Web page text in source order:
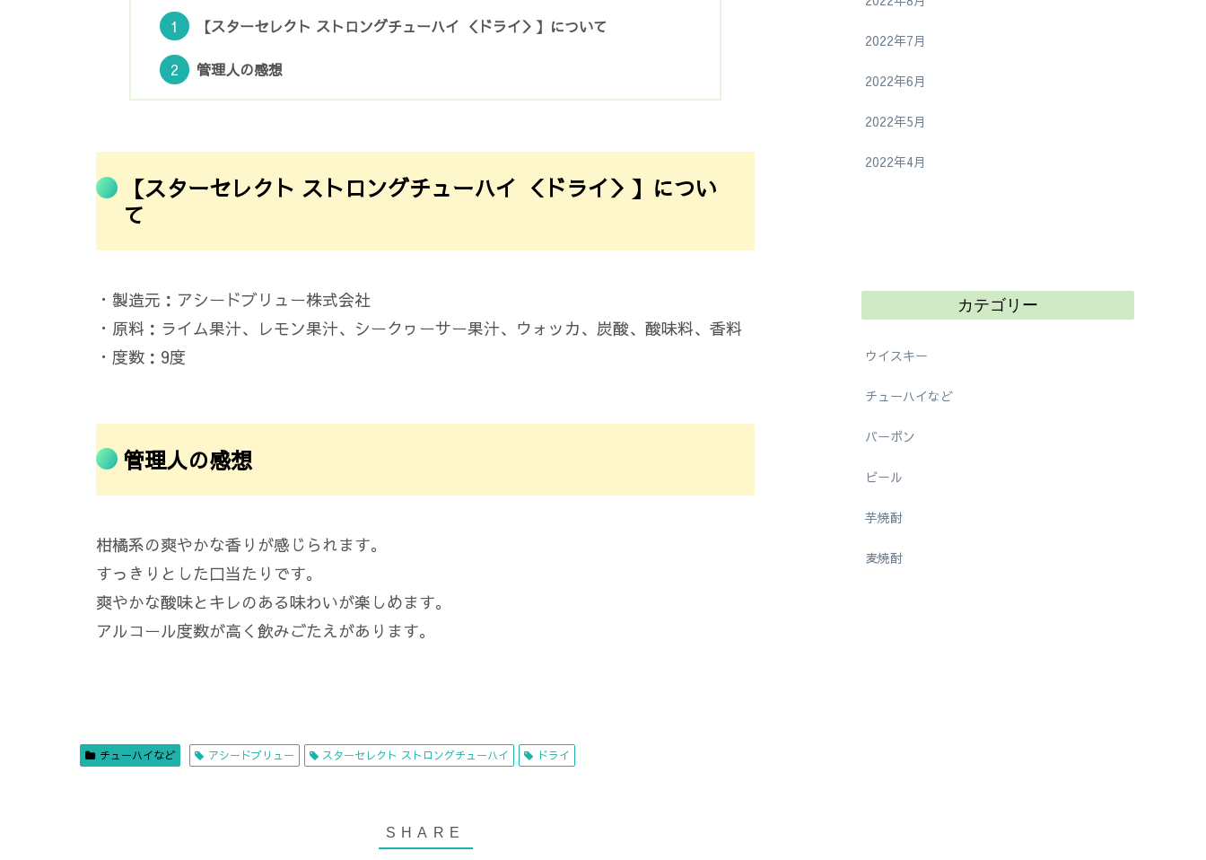
【スターセレクト ストロングチューハイ ＜ドライ＞】について
管理人の感想
【スターセレクト ストロングチューハイ ＜ドライ＞】につい
て
・製造元：アシードブリュー株式会社
・原料：ライム果汁、レモン果汁、シークヮーサー果汁、ウォッカ、炭酸、酸味料、香料
・度数：9度
管理人の感想
柑橘系の爽やかな香りが感じられます。
すっきりとした口当たりです。
爽やかな酸味とキレのある味わいが楽しめます。
アルコール度数が高く飲みごたえがあります。
チューハイなど アシードブリュー スターセレクト ストロングチューハイ ドライ
2022年7月
2022年6月
2022年5月
2022年4月
カテゴリー
ウイスキー
チューハイなど
バーボン
ビール
芋焼酎
麦焼酎